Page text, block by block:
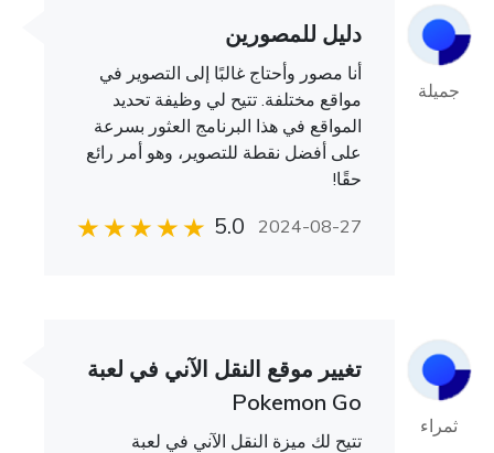
جميلة
دليل للمصورين
أنا مصور وأحتاج غالبًا إلى التصوير في
مواقع مختلفة. تتيح لي وظيفة تحديد
المواقع في هذا البرنامج العثور بسرعة
على أفضل نقطة للتصوير، وهو أمر رائع
حقًا!
5.0 2024-08-27
ثمراء
تغيير موقع النقل الآني في لعبة
Pokemon Go
تتيح لك ميزة النقل الآني في لعبة